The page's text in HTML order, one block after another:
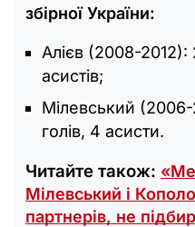
збірної України:
Алієв (2008-2012):
асистів;
Мілевський (2006-
голів, 4 асисти.
Читайте також:
Мілевський і
партнерів, не